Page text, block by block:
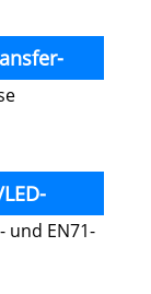
und EN71-